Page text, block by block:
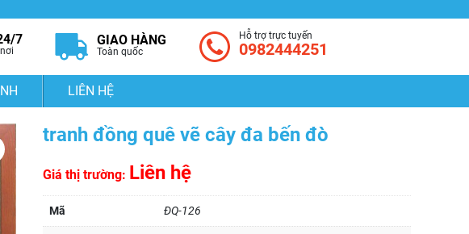
7 GIAO HÀNG
Toàn quốc
Hỗ trợ trực tuyến
0982444251
LIÊN HỆ
tranh đồng quê vẽ cây đa bến đò
Giá thị trường: Liên hệ
Mã ĐQ-126